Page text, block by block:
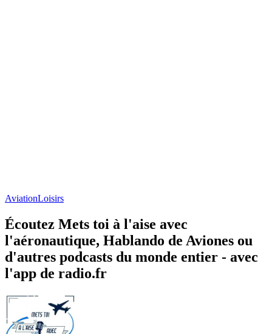
AviationLoisirs
Écoutez Mets toi à l'aise avec
l'aéronautique, Hablando de Aviones ou
d'autres podcasts du monde entier - avec
l'app de radio.fr